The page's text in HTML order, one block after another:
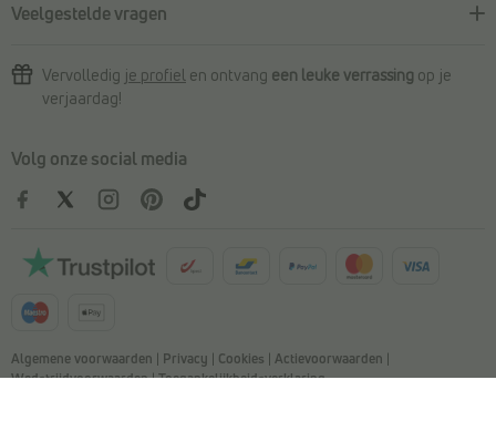
Veelgestelde vragen
Vervolledig je profiel en ontvang een leuke verrassing op je
verjaardag!
Volg onze social media
Algemene voorwaarden | Privacy | Cookies | Actievoorwaarden |
Wedstrijdvoorwaarden|Toegankelijkheidsverklaring